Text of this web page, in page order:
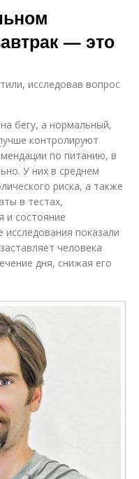
— это
исследовав вопрос
бегу, а нормальный,
контролируют
по питанию, в
У них в среднем
риска, а также
в тестах,
и состояние
показали
человека
дня, снижая его